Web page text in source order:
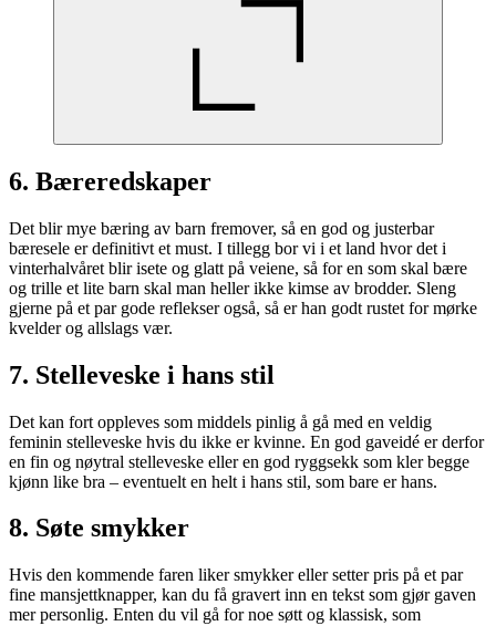
6. Bæreredskaper
Det blir mye bæring av barn fremover, så en god og justerbar
bæresele er definitivt et must. I tillegg bor vi i et land hvor det i
vinterhalvåret blir isete og glatt på veiene, så for en som skal bære
og trille et lite barn skal man heller ikke kimse av brodder. Sleng
gjerne på et par gode reflekser også, så er han godt rustet for mørke
kvelder og allslags vær.
7. Stelleveske i hans stil
Det kan fort oppleves som middels pinlig å gå med en veldig
feminin stelleveske hvis du ikke er kvinne. En god gaveidé er derfor
en fin og nøytral stelleveske eller en god ryggsekk som kler begge
kjønn like bra – eventuelt en helt i hans stil, som bare er hans.
8. Søte smykker
Hvis den kommende faren liker smykker eller setter pris på et par
fine mansjettknapper, kan du få gravert inn en tekst som gjør gaven
mer personlig. Enten du vil gå for noe søtt og klassisk, som